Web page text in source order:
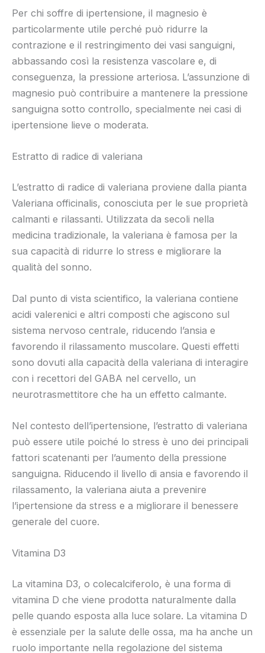
Per chi soffre di ipertensione, il magnesio è
particolarmente utile perché può ridurre la
contrazione e il restringimento dei vasi sanguigni,
abbassando così la resistenza vascolare e, di
conseguenza, la pressione arteriosa. L’assunzione di
magnesio può contribuire a mantenere la pressione
sanguigna sotto controllo, specialmente nei casi di
ipertensione lieve o moderata.
Estratto di radice di valeriana
L’estratto di radice di valeriana proviene dalla pianta
Valeriana officinalis, conosciuta per le sue proprietà
calmanti e rilassanti. Utilizzata da secoli nella
medicina tradizionale, la valeriana è famosa per la
sua capacità di ridurre lo stress e migliorare la
qualità del sonno.
Dal punto di vista scientifico, la valeriana contiene
acidi valerenici e altri composti che agiscono sul
sistema nervoso centrale, riducendo l’ansia e
favorendo il rilassamento muscolare. Questi effetti
sono dovuti alla capacità della valeriana di interagire
con i recettori del GABA nel cervello, un
neurotrasmettitore che ha un effetto calmante.
Nel contesto dell’ipertensione, l’estratto di valeriana
può essere utile poiché lo stress è uno dei principali
fattori scatenanti per l’aumento della pressione
sanguigna. Riducendo il livello di ansia e favorendo il
rilassamento, la valeriana aiuta a prevenire
l’ipertensione da stress e a migliorare il benessere
generale del cuore.
Vitamina D3
La vitamina D3, o colecalciferolo, è una forma di
vitamina D che viene prodotta naturalmente dalla
pelle quando esposta alla luce solare. La vitamina D
è essenziale per la salute delle ossa, ma ha anche un
ruolo importante nella regolazione del sistema